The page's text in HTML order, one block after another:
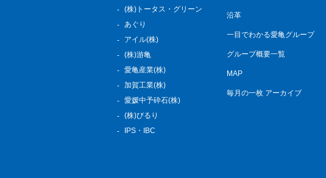
(株)トータス・グリーン
あぐり
アイル(株)
(株)游亀
愛亀産業(株)
加賀工業(株)
愛媛中予砕石(株)
(株)びるり
IPS・IBC
沿革
一目でわかる愛亀グループ
グループ概要一覧
MAP
毎月の一枚 アーカイブ